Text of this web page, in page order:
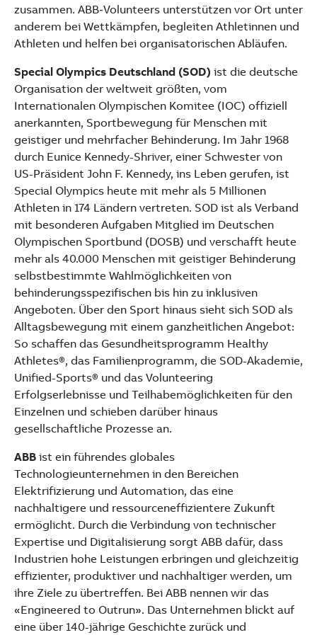
zusammen. ABB‑Volunteers unterstützen vor Ort unter
anderem bei Wettkämpfen, begleiten Athletinnen und
Athleten und helfen bei organisatorischen Abläufen.
Special Olympics Deutschland (SOD) ist die deutsche
Organisation der weltweit größten, vom
Internationalen Olympischen Komitee (IOC) offiziell
anerkannten, Sportbewegung für Menschen mit
geistiger und mehrfacher Behinderung. Im Jahr 1968
durch Eunice Kennedy-Shriver, einer Schwester von
US-Präsident John F. Kennedy, ins Leben gerufen, ist
Special Olympics heute mit mehr als 5 Millionen
Athleten in 174 Ländern vertreten. SOD ist als Verband
mit besonderen Aufgaben Mitglied im Deutschen
Olympischen Sportbund (DOSB) und verschafft heute
mehr als 40.000 Menschen mit geistiger Behinderung
selbstbestimmte Wahlmöglichkeiten von
behinderungsspezifischen bis hin zu inklusiven
Angeboten. Über den Sport hinaus sieht sich SOD als
Alltagsbewegung mit einem ganzheitlichen Angebot:
So schaffen das Gesundheitsprogramm Healthy
Athletes®, das Familienprogramm, die SOD-Akademie,
Unified-Sports® und das Volunteering
Erfolgserlebnisse und Teilhabemöglichkeiten für den
Einzelnen und schieben darüber hinaus
gesellschaftliche Prozesse an.
ABB ist ein führendes globales
Technologieunternehmen in den Bereichen
Elektrifizierung und Automation, das eine
nachhaltigere und ressourceneffizientere Zukunft
ermöglicht. Durch die Verbindung von technischer
Expertise und Digitalisierung sorgt ABB dafür, dass
Industrien hohe Leistungen erbringen und gleichzeitig
effizienter, produktiver und nachhaltiger werden, um
ihre Ziele zu übertreffen. Bei ABB nennen wir das
«Engineered to Outrun». Das Unternehmen blickt auf
eine über 140-jährige Geschichte zurück und